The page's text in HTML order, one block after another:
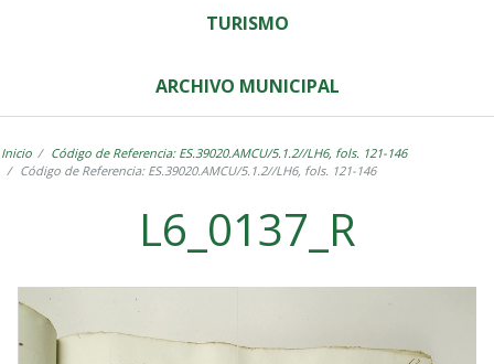
TURISMO
ARCHIVO MUNICIPAL
Inicio
Código de Referencia: ES.39020.AMCU/5.1.2//LH6, fols. 121-146
Código de Referencia: ES.39020.AMCU/5.1.2//LH6, fols. 121-146
L6_0137_R